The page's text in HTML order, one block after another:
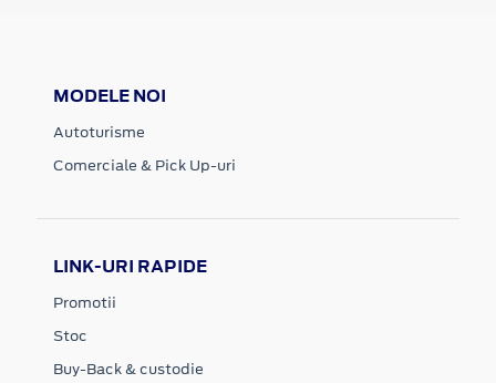
MODELE NOI
Autoturisme
Comerciale & Pick Up-uri
LINK-URI RAPIDE
Promotii
Stoc
Buy-Back & custodie